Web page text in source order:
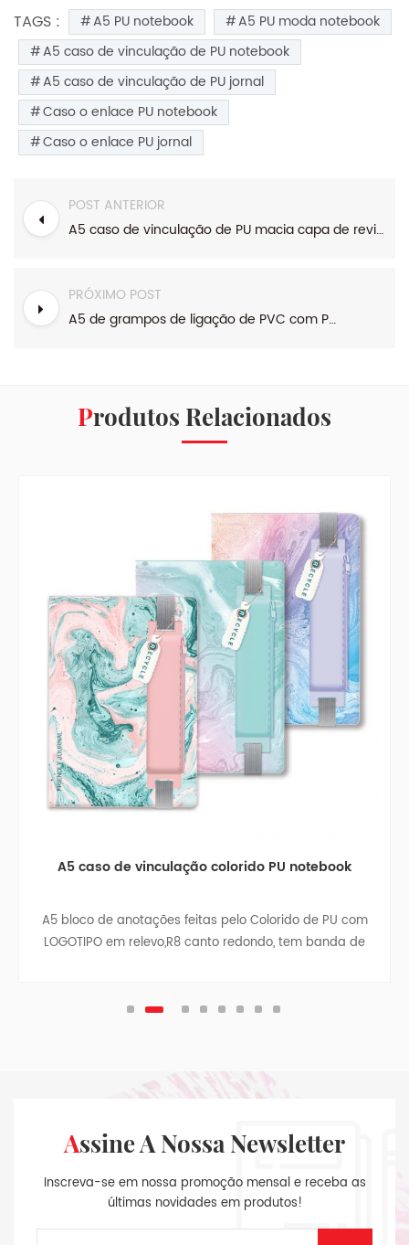
TAGS : A5 PU notebook
A5 PU moda notebook
A5 caso de vinculação de PU notebook
A5 caso de vinculação de PU jornal
Caso o enlace PU notebook
Caso o enlace PU jornal
POST ANTERIOR
A5 caso de vinculação de PU macia capa de revista
PRÓXIMO POST
A5 de grampos de ligação de PVC com PU capa de jornal
Produtos Relacionados
A5 caso de vinculação colorido PU notebook
A5 bloco de anotações feitas pelo Colorido de PU com
LOGOTIPO em relevo,R8 canto redondo, tem banda de
pingente.
Assine A Nossa Newsletter
Inscreva-se em nossa promoção mensal e receba as
últimas novidades em produtos!